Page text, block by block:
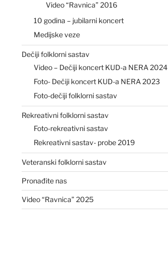
Video “Ravnica” 2016
10 godina – jubilarni koncert
Medijske veze
Dečiji folklorni sastav
Video – Dečiji koncert KUD-a NERA 2024
Foto- Dečiji koncert KUD-a NERA 2023
Foto-dečiji folklorni sastav
Rekreativni folklorni sastav
Foto-rekreativni sastav
Rekreativni sastav- probe 2019
Veteranski folklorni sastav
Pronađite nas
Video “Ravnica” 2025